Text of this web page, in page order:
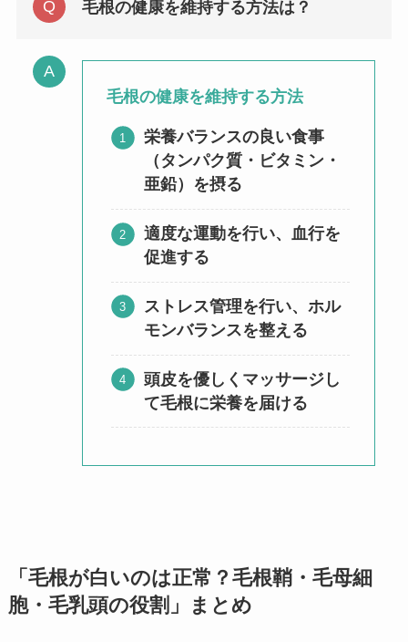
毛根の健康を維持する方法は？
毛根の健康を維持する方法
栄養バランスの良い食事
（タンパク質・ビタミン・
亜鉛）を摂る
適度な運動を行い、血行を
促進する
ストレス管理を行い、ホル
モンバランスを整える
頭皮を優しくマッサージし
て毛根に栄養を届ける
「毛根が白いのは正常？毛根鞘・毛母細
胞・毛乳頭の役割」
まとめ